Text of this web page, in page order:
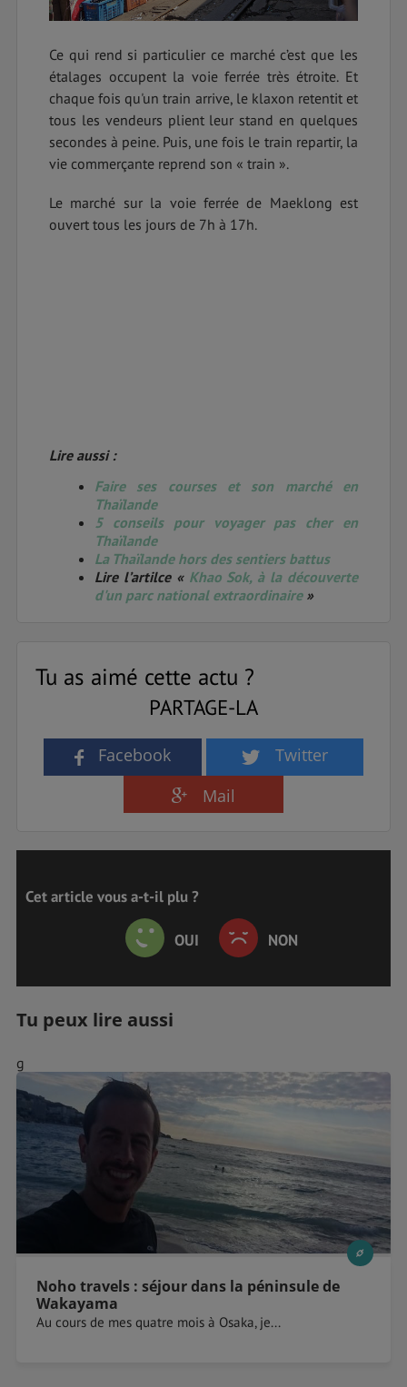
Ce qui rend si particulier ce marché c’est que les
étalages occupent la voie ferrée très étroite. Et
chaque fois qu'un train arrive, le klaxon retentit et
tous les vendeurs plient leur stand en quelques
secondes à peine. Puis, une fois le train repartir, la
vie commerçante reprend son « train ».
Le marché sur la voie ferrée de Maeklong est
ouvert tous les jours de 7h à 17h.
Lire aussi :
Faire ses courses et son marché en
Thaïlande
5 conseils pour voyager pas cher en
Thaïlande
La Thaïlande hors des sentiers battus
Lire l’artilce « Khao Sok, à la découverte
d'un parc national extraordinaire »
Tu as aimé cette actu ?
PARTAGE-LA
Facebook
Twitter
Mail
Cet article vous a-t-il plu ?
OUI NON
Tu peux lire aussi
g
Noho travels : séjour dans la péninsule de
Wakayama
Au cours de mes quatre mois à Osaka, je...